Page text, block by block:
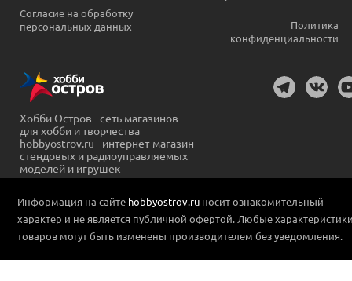
Согласие на обработку
персональных данных
Политика
конфиденциальности
Хобби Остров - сеть магазинов
для хобби и творчества
hobbyostrov.ru - интернет-магазин
стендовых и радиоуправляемых
моделей и игрушек
Информация на сайте hobbyostrov.ru носит ознакомительный
характер и не является публичной офертой. Любые
товаров могут быть изменены производителем без уведомления.